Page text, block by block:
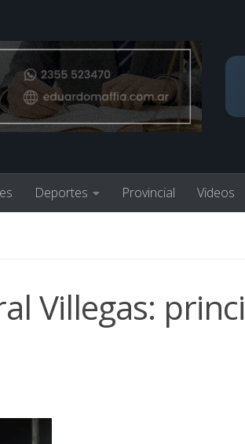
Deportes Provincial Videos
Villegas: